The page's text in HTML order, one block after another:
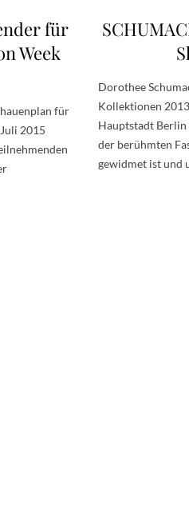
für
Week
für
2015
Dorothee
Kollektionen
Hauptstadt Berlin
der berühmten
gewidmet ist und